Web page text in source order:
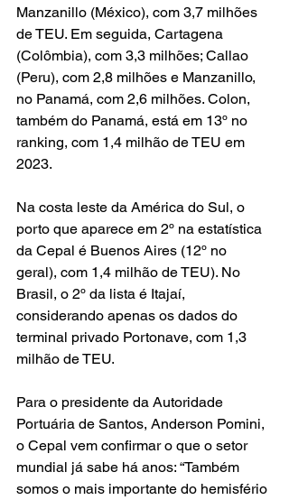
Manzanillo (México), com 3,7 milhões
de TEU. Em seguida, Cartagena
(Colômbia), com 3,3 milhões; Callao
(Peru), com 2,8 milhões e Manzanillo,
no Panamá, com 2,6 milhões. Colon,
também do Panamá, está em 13º no
ranking, com 1,4 milhão de TEU em
2023.
Na costa leste da América do Sul, o
porto que aparece em 2º na estatística
da Cepal é Buenos Aires (12º no
geral), com 1,4 milhão de TEU). No
Brasil, o 2º da lista é Itajaí,
considerando apenas os dados do
terminal privado Portonave, com 1,3
milhão de TEU.
Para o presidente da Autoridade
Portuária de Santos, Anderson Pomini,
o Cepal vem confirmar o que o setor
mundial já sabe há anos: “Também
somos o mais importante do hemisfério